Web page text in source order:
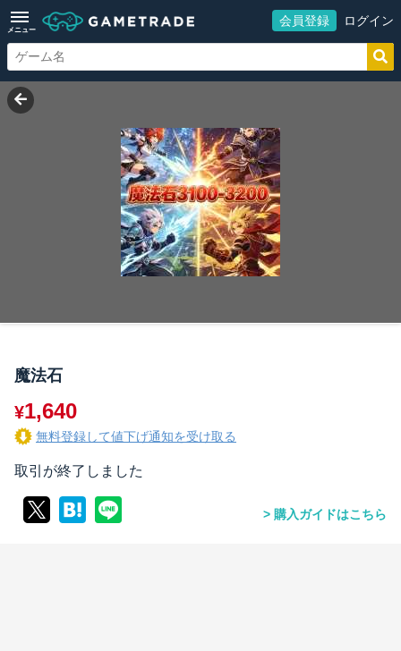
メニュー
会員登録 ログイン
魔法石
¥1,640
無料登録して値下げ通知を受け取る
取引が終了しました
購入ガイドはこちら